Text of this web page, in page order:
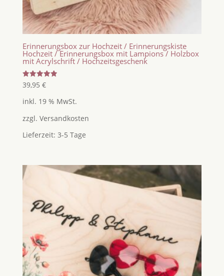
Erinnerungsbox zur Hochzeit / Erinnerungskiste
Hochzeit / Erinnerungsbox mit Lampions / Holzbox
mit Acrylschrift / Hochzeitsgeschenk
Bewertet
mit
von 5
39,95 €
inkl. 19 % MwSt.
zzgl. Versandkosten
Lieferzeit: 3-5 Tage